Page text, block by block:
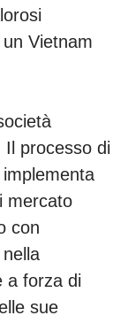
Vietnam
processo di
implementa
mercato
con
a forza di
sue